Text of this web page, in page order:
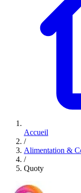
Accueil
/
Alimentation &
/
Quoty